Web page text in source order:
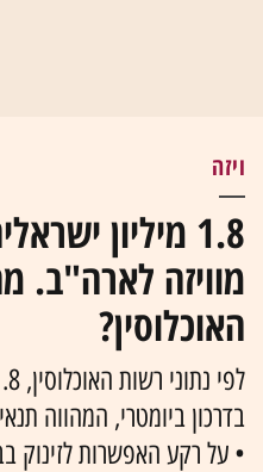
ויזה
1.8 מיליון
מוויזה
האוכלוסין?
בדרכון ביומטרי, המהווה
• על רקע האפשרות לזינוק